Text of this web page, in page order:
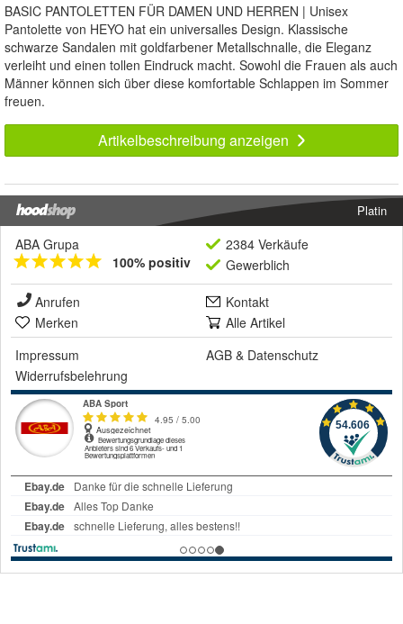
BASIC PANTOLETTEN FÜR DAMEN UND HERREN | Unisex
Pantolette von HEYO hat ein universalles Design. Klassische
schwarze Sandalen mit goldfarbener Metallschnalle, die Eleganz
verleiht und einen tollen Eindruck macht. Sowohl die Frauen als auch
Männer können sich über diese komfortable Schlappen im Sommer
freuen.
Artikelbeschreibung anzeigen
Platin
ABA Grupa
100% positiv
2384 Verkäufe
Gewerblich
Anrufen
Kontakt
Merken
Alle Artikel
Impressum
AGB & Datenschutz
Widerrufsbelehrung